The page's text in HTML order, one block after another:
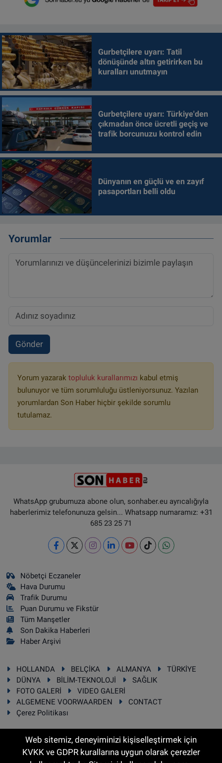
Gurbetçilere uyarı: Tatil
dönüşünde altın getirirken bu
kuralları unutmayın
Gurbetçilere uyarı: Türkiye'den
çıkmadan önce ücretli geçiş ve
trafik borcunuzu kontrol edin
Dünyanın en güçlü ve en zayıf
pasaportları belli oldu
Yorumlar
Gönder
Yorum yazarak topluluk kurallarımızı kabul etmiş
bulunuyor ve tüm sorumluluğu üstleniyorsunuz. Yazılan
yorumlardan Son Haber hiçbir şekilde sorumlu
tutulamaz.
WhatsApp grubumuza abone olun, sonhaber.eu ayrıcalığıyla
haberlerimiz telefonunuza gelsin... Whatsapp numaramız: +31
685 23 25 71
Nöbetçi Eczaneler
Hava Durumu
Trafik Durumu
Puan Durumu ve Fikstür
Tüm Manşetler
Son Dakika Haberleri
Haber Arşivi
HOLLANDA BELÇİKA ALMANYA
TÜRKİYE
DÜNYA
BİLİM-TEKNOLOJİ
SAĞLIK
FOTO GALERİ
VIDEO GALERİ
ALGEMENE VOORWAARDEN
CONTACT
Çerez Politikası
RSS Copyright © 2025 Sonhaber.eu Her hakkı saklıdır.
Web sitemiz, deneyiminizi kişiselleştirmek için
KVKK ve GDPR kurallarına uygun olarak çerezler